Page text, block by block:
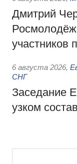
Дмитрий
участников
6 августа 2026,
СНГ
Заседание
узком